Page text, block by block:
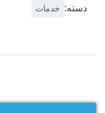
دسته: خدمات